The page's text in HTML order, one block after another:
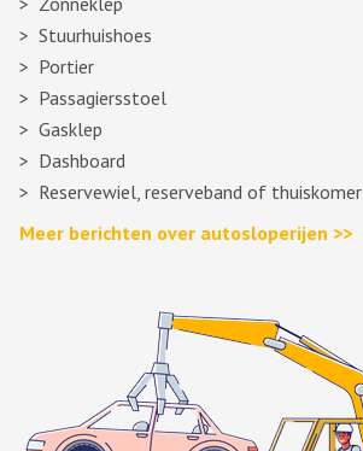
Stuurhuishoes
Portier
Passagiersstoel
Gasklep
Dashboard
Reservewiel, reserveband of thuiskomer
Meer berichten over autosloperijen >>